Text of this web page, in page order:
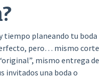
tiempo planeando tu boda
pero… mismo corte
mismo entrega de
invitados una boda o